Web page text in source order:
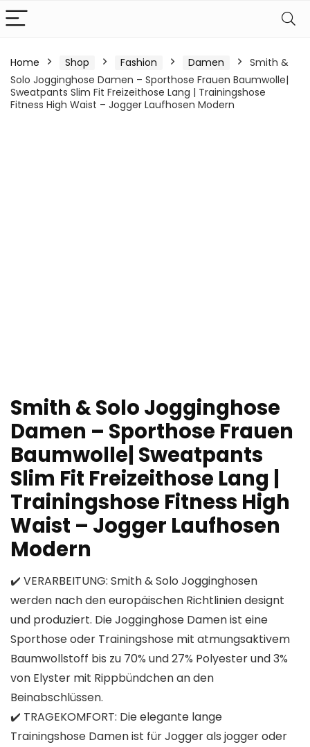
Home Shop Fashion Damen
Smith &
Solo Jogginghose Damen – Sporthose Frauen Baumwolle|
Sweatpants Slim Fit Freizeithose Lang | Trainingshose
Fitness High Waist – Jogger Laufhosen Modern
Smith & Solo Jogginghose
Damen – Sporthose Frauen
Baumwolle| Sweatpants
Slim Fit Freizeithose Lang |
Trainingshose Fitness High
Waist – Jogger Laufhosen
Modern
✔️ VERARBEITUNG: Smith & Solo Jogginghosen
werden nach den europäischen Richtlinien designt
und produziert. Die Jogginghose Damen ist eine
Sporthose oder Trainingshose mit atmungsaktivem
Baumwollstoff bis zu 70% und 27% Polyester und 3%
von Elyster mit Rippbündchen an den
Beinabschlüssen.
✔️ TRAGEKOMFORT: Die elegante lange
Trainingshose Damen ist für Jogger als jogger oder